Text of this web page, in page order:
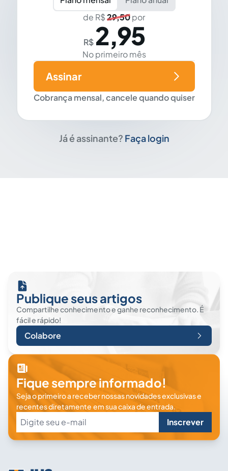
de R$29,50por
R$ 2,95
No primeiro mês
Cobrança mensal, cancele quando quiser
Assinar
Já é assinante? Faça login
Publique seus artigos
Compartilhe conhecimento e ganhe reconhecimento. É
fácil e rápido!
Colabore
Fique sempre informado!
Seja o primeiro a receber nossas novidades exclusivas e
recentes diretamente em sua caixa de entrada.
Inscrever